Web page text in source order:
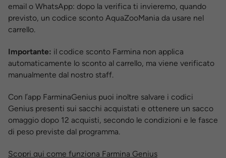
email o WhatsApp: dopo la verifica ti invieremo, quando
previsto, un codice sconto AquaZooMania da usare nel
carrello.
Importante: il codice sconto Farmina non applica
automaticamente lo sconto al carrello, ma viene verificato
manualmente dal nostro staff.
Con l’app FarminaGenius puoi inoltre salvare i codici
Genius presenti sui sacchi acquistati e ottenere un sacco
omaggio dopo 12 acquisti, secondo le condizioni e le fasce
di peso previste dal programma.
Scopri qui come funziona Farmina Genius